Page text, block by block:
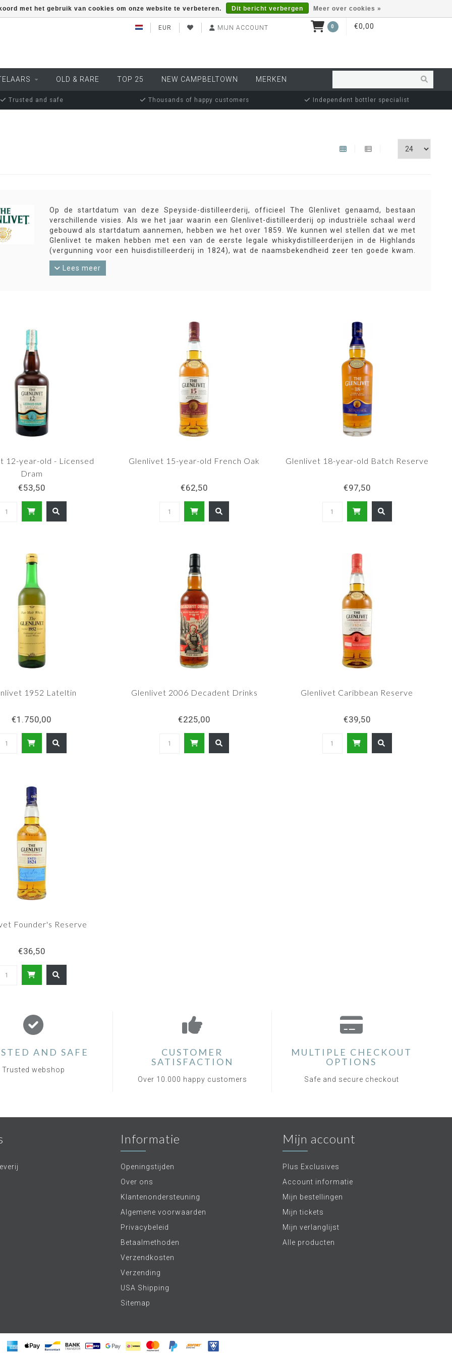
EUR MIJN ACCOUNT 0 €0,00
OLD & RARE TOP 25 NEW CAMPBELTOWN MERKEN
Trusted and safe Thousands of happy customers Independent bottler specialist
Op de startdatum van deze Speyside-distilleerderij, officieel The Glenlivet genaamd, bestaan
verschillende visies. Als we het jaar waarin een Glenlivet-distilleerderij op industriële schaal werd
gebouwd als startdatum aannemen, hebben we het over 1859. We kunnen wel stellen dat we met
Glenlivet te maken hebben met een van de eerste legale whiskydistilleerderijen in de Highlands
(vergunning voor een huisdistilleerderij in 1824), wat de naamsbekendheid zeer ten goede kwam.
Zozeer zelfs dat Glenlivet bijna synoniem werd met ‘single malt whisky’. Veel andere
distilleerderijen zetten daarom ‘Glenlivet’ achter hun naam, tot dat door de rechter werd verboden.
Lees meer
12-year-old - Licensed
Dram
€53,50
Glenlivet 15-year-old French Oak
€62,50
Glenlivet 18-year-old Batch Reserve
€97,50
1952 Lateltin
€1.750,00
Glenlivet 2006 Decadent Drinks
€225,00
Glenlivet Caribbean Reserve
€39,50
Founder's Reserve
€36,50
met het gebruik van cookies om onze website te verbeteren. Dit bericht verbergen Meer over cookies »
AND SAFE
Trusted webshop
CUSTOMER
SATISFACTION
Over 10.000 happy customers
MULTIPLE CHECKOUT
OPTIONS
Safe and secure checkout
Informatie
Openingstijden
Over ons
Klantenondersteuning
Algemene voorwaarden
Privacybeleid
Betaalmethoden
Verzendkosten
Verzending
USA Shipping
Sitemap
Mijn account
Plus Exclusives
Account informatie
Mijn bestellingen
Mijn tickets
Mijn verlanglijst
Alle producten